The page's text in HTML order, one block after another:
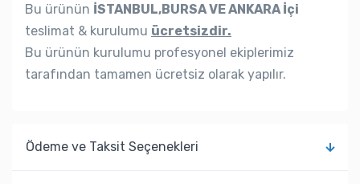
Bu ürünün İSTANBUL,BURSA VE ANKARA İçi
teslimat & kurulumu ücretsizdir.
Bu ürünün kurulumu profesyonel ekiplerimiz
tarafından tamamen ücretsiz olarak yapılır.
Ödeme ve Taksit Seçenekleri